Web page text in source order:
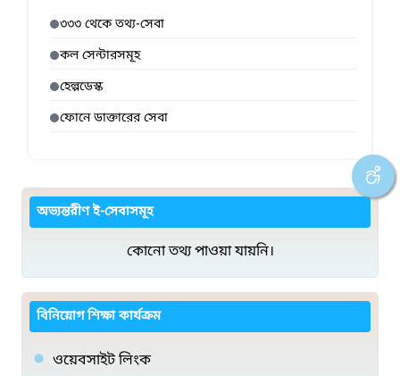
৩৩৩ থেকে তথ্য-সেবা
কল সেন্টারসমূহ
হেল্পডেস্ক
ফোনে ডাক্তারের সেবা
অভ্যন্তরীণ ই-সেবাসমূহ
কোনো তথ্য পাওয়া যায়নি।
বিনিয়োগ শিক্ষা কার্যক্রম
ওয়েবসাইট লিংক